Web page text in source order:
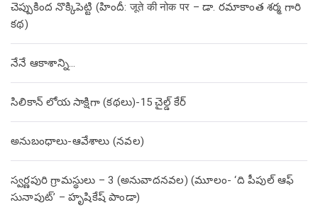
చెప్పుకింద నొక్కిపెట్టి (హిందీ: जूते की नोक पर – డా. రమాకాంత శర్మ గారి
కథ)
నేనే ఆకాశాన్ని…
సిలికాన్ లోయ సాక్షిగా (కథలు)-15 చైల్డ్ కేర్
అనుబంధాలు-ఆవేశాలు (నవల)
స్వర్ణపురి గ్రామస్థులు – 3 (అనువాదనవల) (మూలం- ‘ది పీపుల్ ఆఫ్
సునాపుట్’ – హృషికేష్ పాండా)